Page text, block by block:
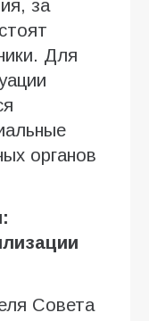
за
Для
органов
Совета